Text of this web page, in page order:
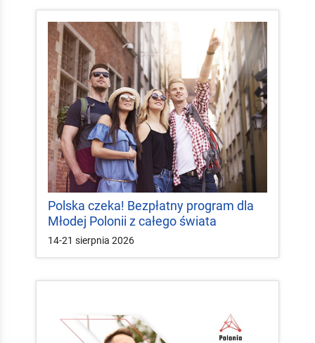
Polska czeka! Bezpłatny program dla
Młodej Polonii z całego świata
14-21 sierpnia 2026